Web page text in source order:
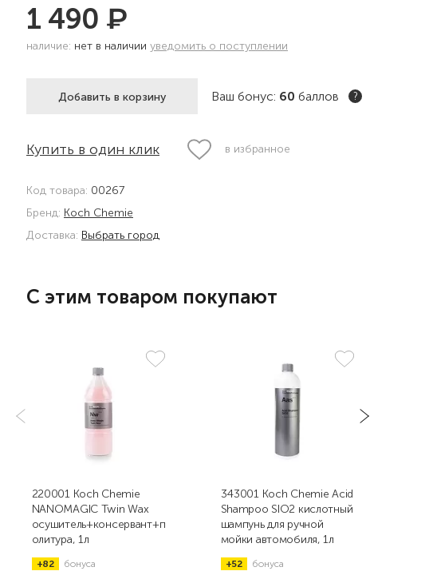
1 490 ₽
наличие: нет в наличии уведомить о поступлении
Добавить в корзину Ваш бонус: 60 баллов ?
Купить в один клик в избранное
Код товара: 00267
Бренд: Koch Chemie
Доставка: Выбрать город
С этим товаром покупают
220001 Koch Chemie
NANOMAGIC Twin Wax
осушитель+консервант+п
олитура, 1л
+82 бонуса
343001 Koch Chemie Acid
Shampoo SIO2 кислотный
шампунь для ручной
мойки автомобиля, 1л
+52 бонуса